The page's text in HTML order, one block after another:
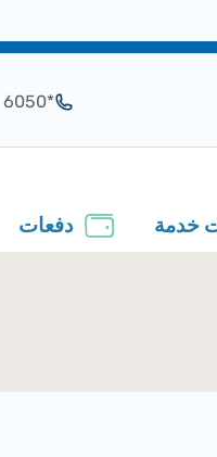
*6050
خدمة دفعات